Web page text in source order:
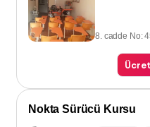
8. cadde No:
Nokta Sürücü Kursu